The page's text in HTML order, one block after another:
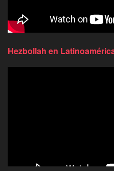
Hezbollah en